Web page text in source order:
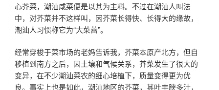
心芥菜，潮汕咸菜便是以其为主料。不过在潮汕人叫法
中，对芥菜并不这样叫，因芥菜长得快、长得大的缘故，
潮汕人习惯称它为“大菜蕾”。
经常穿梭于菜市场的老妈告诉我，芥菜本原产北方，但自
移植到南方之后，因土壤和气候关系，芥菜发生了很大的
变异，在不少潮汕菜农的细心培植下，质量变得更为优
良。事实上也是如此，潮汕地区的芥菜，其叶丰腴多汁，